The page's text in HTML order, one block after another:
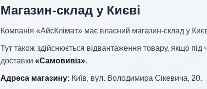
Магазин-склад у Києві
Компанія «АйсКлімат» має власний магазин-склад у
Тут також здійснюється відвантаження товару, якщо
доставки «Самовивіз».
Адреса магазину: Київ, вул. Володимира Сікевича, 20.